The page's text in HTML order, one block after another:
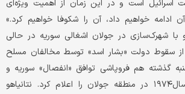
اسرائیل است و در این زمان از اهمیت ویژه‌ای
ادامه خواهیم داد، آن را شکوفا خواهیم کرد.»
با شهرک‌سازی در جولان اشغالی سوریه در حالی
سقوط دولت «بشار اسد» توسط مخالفان مسلح
گذشته هم فروپاشی توافق «انفصال» سوریه و
رژیم صهیونیستی در سال۱۹۷۴ در منطقه جولان را اعلام کرد. نتانیاهو